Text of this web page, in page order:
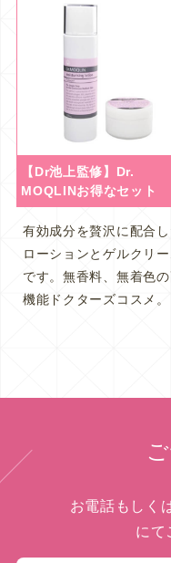
【Dr池上監修】Dr.
MOQLINお得なセット
有効成分を贅沢に配合し
ローションとゲルクリー
です。無香料、無着色
機能ドクターズコスメ。
お電話もしく
にて